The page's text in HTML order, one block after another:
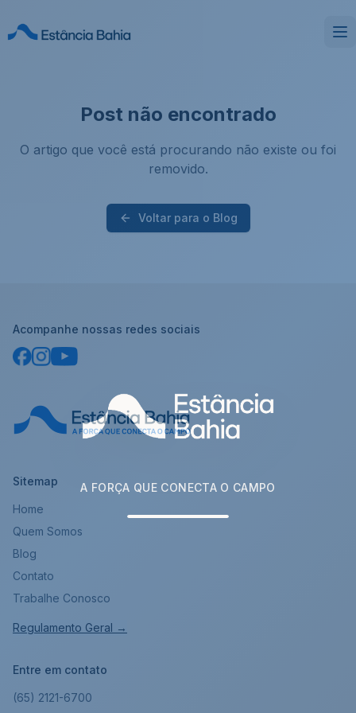
A FORÇA QUE CONECTA O CAMPO
Post não encontrado
O artigo que você está procurando não existe ou foi
removido.
Voltar para o Blog
Acompanhe nossas redes sociais
Sitemap
Home
Quem Somos
Blog
Contato
Trabalhe Conosco
Regulamento Geral →
Entre em contato
(65) 2121-6700